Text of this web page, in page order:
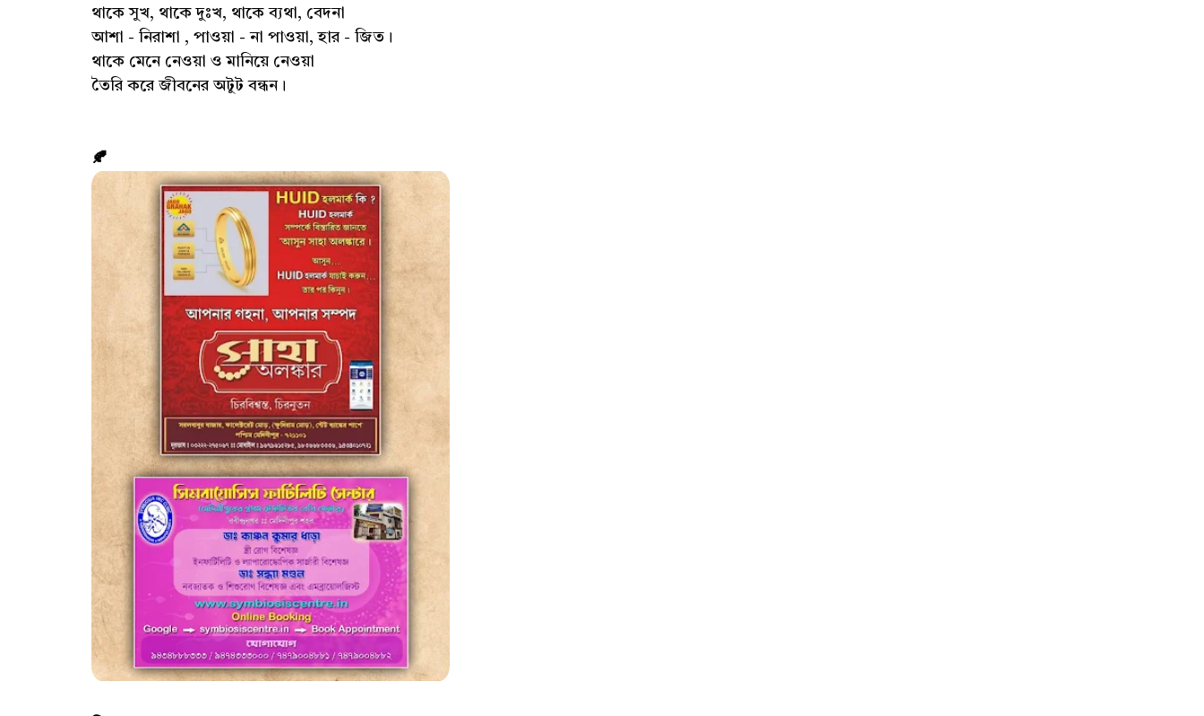
থাকে সুখ, থাকে দুঃখ, থাকে ব্যথা, বেদনা
আশা - নিরাশা , পাওয়া - না পাওয়া, হার - জিত।
থাকে মেনে নেওয়া ও মানিয়ে নেওয়া
তৈরি করে জীবনের অটুট বন্ধন।
🍂